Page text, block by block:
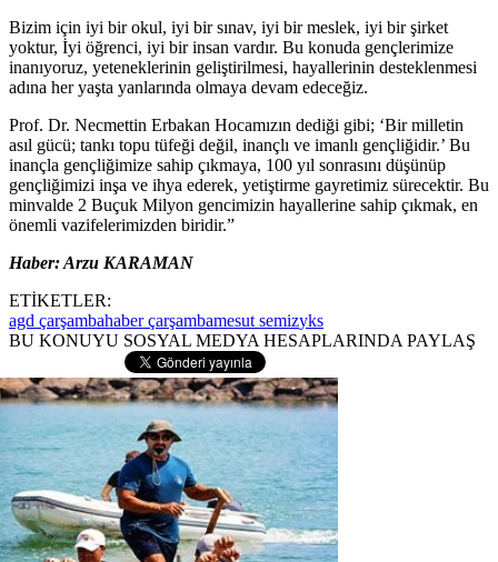
Bizim için iyi bir okul, iyi bir sınav, iyi bir meslek, iyi bir şirket
yoktur, İyi öğrenci, iyi bir insan vardır. Bu konuda gençlerimize
inanıyoruz, yeteneklerinin geliştirilmesi, hayallerinin desteklenmesi
adına her yaşta yanlarında olmaya devam edeceğiz.
Prof. Dr. Necmettin Erbakan Hocamızın dediği gibi; ‘Bir milletin
asıl gücü; tankı topu tüfeği değil, inançlı ve imanlı gençliğidir.’ Bu
inançla gençliğimize sahip çıkmaya, 100 yıl sonrasını düşünüp
gençliğimizi inşa ve ihya ederek, yetiştirme gayretimiz sürecektir. Bu
minvalde 2 Buçuk Milyon gencimizin hayallerine sahip çıkmak, en
önemli vazifelerimizden biridir.”
Haber: Arzu KARAMAN
ETİKETLER:
agd çarşambahaber çarşambamesut semizyks
BU KONUYU SOSYAL MEDYA HESAPLARINDA PAYLAŞ